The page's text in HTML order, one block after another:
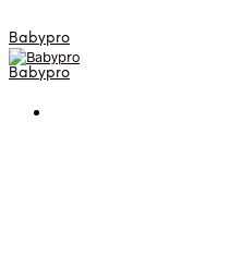
Babypro
Babypro